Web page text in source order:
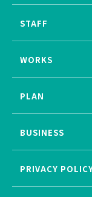
STAFF
WORKS
PLAN
BUSINESS
PRIVACY